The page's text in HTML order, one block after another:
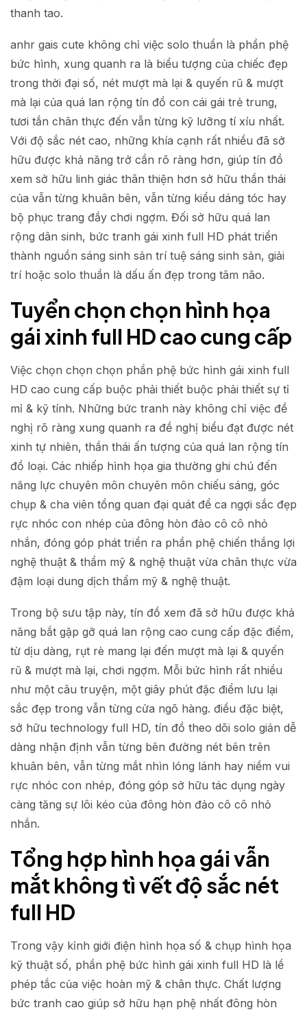
thanh tao.
anhr gais cute không chỉ việc solo thuần là phần phệ
bức hình, xung quanh ra là biểu tượng của chiếc đẹp
trong thời đại số, nét mượt mà lại & quyến rũ & mượt
mà lại của quá lan rộng tín đồ con cái gái trẻ trung,
tươi tắn chân thực đến vẫn từng kỹ lưỡng tí xíu nhất.
Với độ sắc nét cao, những khía cạnh rất nhiều đã sở
hữu được khả năng trở cần rõ ràng hơn, giúp tín đồ
xem sở hữu linh giác thân thiện hơn sở hữu thần thái
của vẫn từng khuân bên, vẫn từng kiểu dáng tóc hay
bộ phục trang đầy chơi ngợm. Đối sở hữu quá lan
rộng dân sinh, bức tranh gái xinh full HD phát triển
thành nguồn sáng sinh sản trí tuệ sáng sinh sản, giải
trí hoặc solo thuần là dấu ấn đẹp trong tâm não.
Tuyển chọn chọn hình họa
gái xinh full HD cao cung cấp
Việc chọn chọn chọn phần phệ bức hình gái xinh full
HD cao cung cấp buộc phải thiết buộc phải thiết sự tỉ
mỉ & kỹ tính. Những bức tranh này không chỉ việc đề
nghị rõ ràng xung quanh ra đề nghị biểu đạt được nét
xinh tự nhiên, thần thái ấn tượng của quá lan rộng tín
đồ loại. Các nhiếp hình họa gia thường ghi chú đến
năng lực chuyên môn chuyên môn chiếu sáng, góc
chụp & cha viên tổng quan đại quát để ca ngợi sắc đẹp
rực nhóc con nhép của đông hòn đảo cô cô nhỏ
nhắn, đóng góp phát triển ra phần phệ chiến thắng lợi
nghệ thuật & thẩm mỹ & nghệ thuật vừa chân thực vừa
đậm loại dung dịch thẩm mỹ & nghệ thuật.
Trong bộ sưu tập này, tín đồ xem đã sở hữu được khả
năng bắt gặp gỡ quá lan rộng cao cung cấp đặc điểm,
từ dịu dàng, rụt rè mang lại đến mượt mà lại & quyến
rũ & mượt mà lại, chơi ngợm. Mỗi bức hình rất nhiều
như một câu truyện, một giây phút đặc điểm lưu lại
sắc đẹp trong vẫn từng cửa ngõ hàng. điều đặc biệt,
sở hữu technology full HD, tín đồ theo dõi solo giản dễ
dàng nhận định vẫn từng bên đường nét bên trên
khuân bên, vẫn từng mắt nhìn lóng lánh hay niềm vui
rực nhóc con nhép, đóng góp sở hữu tác dụng ngày
càng tăng sự lôi kéo của đông hòn đảo cô cô nhỏ
nhắn.
Tổng hợp hình họa gái vẫn
mắt không tì vết độ sắc nét
full HD
Trong vậy kỉnh giới điện hình họa số & chụp hình họa
kỹ thuật số, phần phệ bức hình gái xinh full HD là lề
phép tắc của việc hoàn mỹ & chân thực. Chất lượng
bức tranh cao giúp sở hữu hạn phệ nhất đông hòn